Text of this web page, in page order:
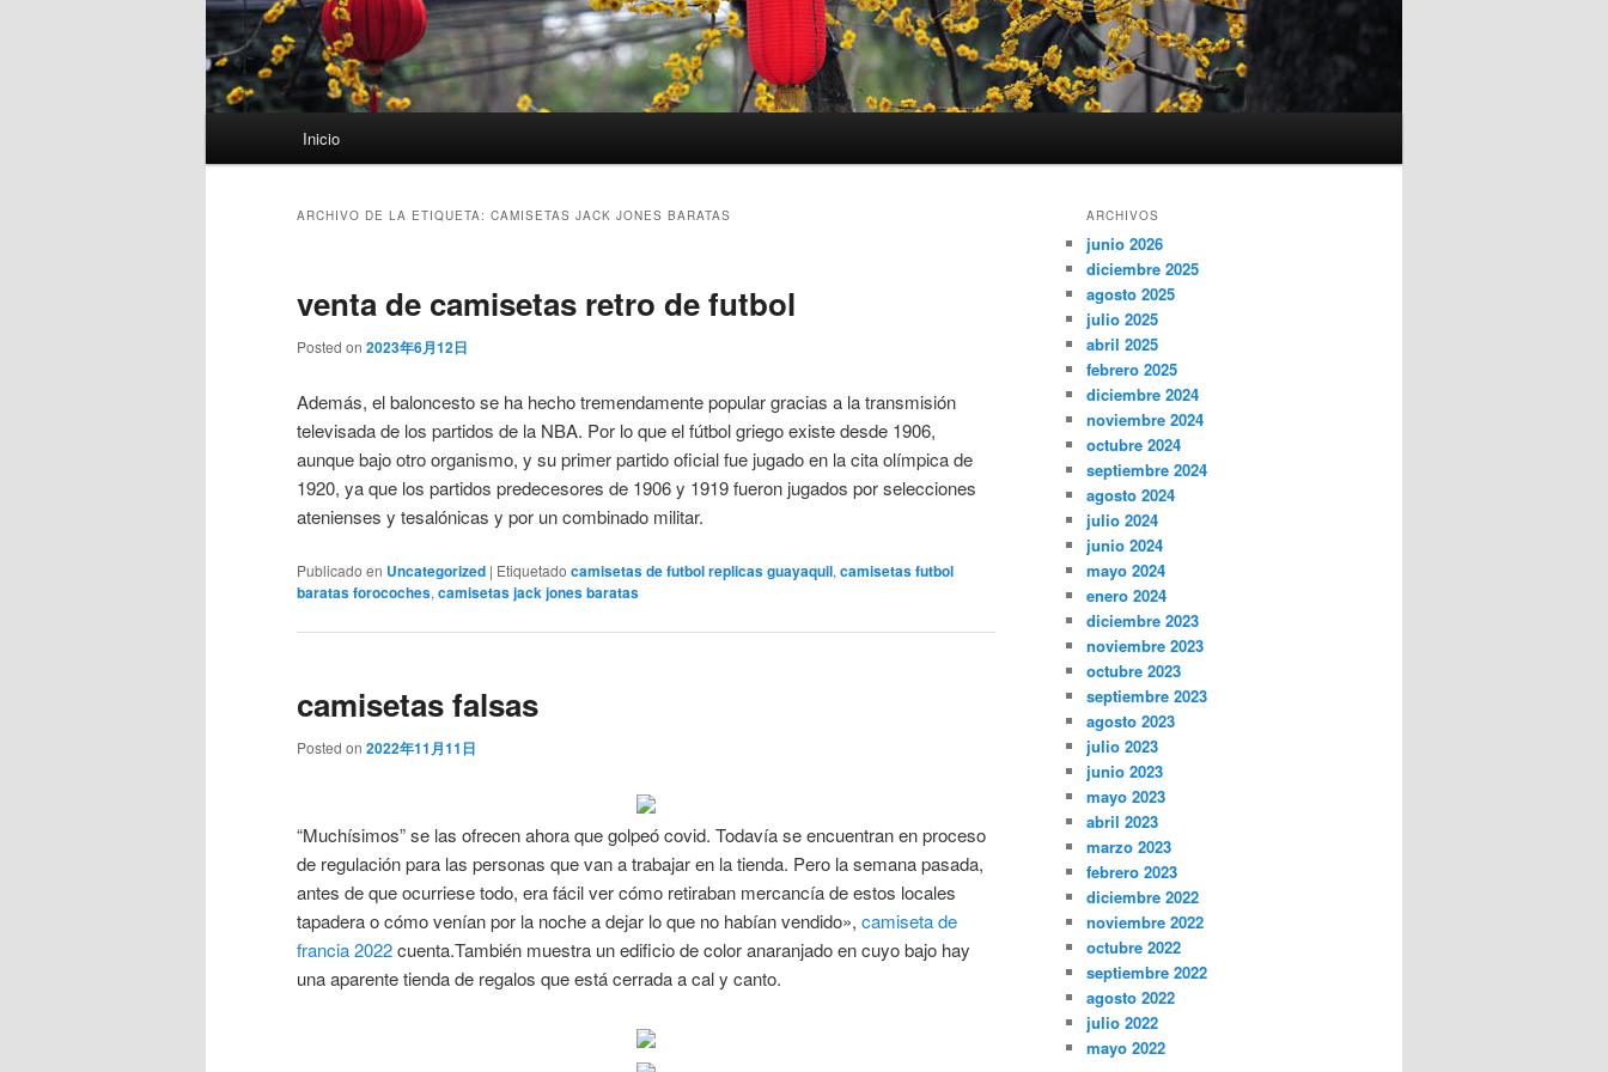
Inicio
ARCHIVO DE LA ETIQUETA: CAMISETAS JACK JONES BARATAS
venta de camisetas retro de futbol
Posted on 2023年6月12日
Además, el baloncesto se ha hecho tremendamente popular gracias a la transmisión
televisada de los partidos de la NBA. Por lo que el fútbol griego existe desde 1906,
aunque bajo otro organismo, y su primer partido oficial fue jugado en la cita olímpica de
1920, ya que los partidos predecesores de 1906 y 1919 fueron jugados por selecciones
atenienses y tesalónicas y por un combinado militar.
Publicado en Uncategorized | Etiquetado camisetas de futbol replicas guayaquil, camisetas futbol
baratas forocoches, camisetas jack jones baratas
camisetas falsas
Posted on 2022年11月11日
“Muchísimos” se las ofrecen ahora que golpeó covid. Todavía se encuentran en proceso
de regulación para las personas que van a trabajar en la tienda. Pero la semana pasada,
antes de que ocurriese todo, era fácil ver cómo retiraban mercancía de estos locales
tapadera o cómo venían por la noche a dejar lo que no habían vendido», camiseta de
francia 2022cuenta.También muestra un edificio de color anaranjado en cuyo bajo hay
una aparente tienda de regalos que está cerrada a cal y canto.
ARCHIVOS
junio 2026
diciembre 2025
agosto 2025
julio 2025
abril 2025
febrero 2025
diciembre 2024
noviembre 2024
octubre 2024
septiembre 2024
agosto 2024
julio 2024
junio 2024
mayo 2024
enero 2024
diciembre 2023
noviembre 2023
octubre 2023
septiembre 2023
agosto 2023
julio 2023
junio 2023
mayo 2023
abril 2023
marzo 2023
febrero 2023
diciembre 2022
noviembre 2022
octubre 2022
septiembre 2022
agosto 2022
julio 2022
mayo 2022